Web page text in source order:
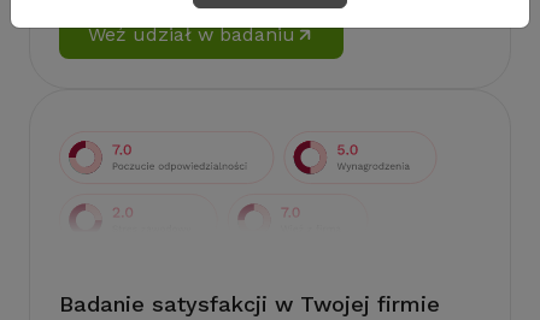
Weź udział w badaniu
Badanie satysfakcji w Twojej firmie